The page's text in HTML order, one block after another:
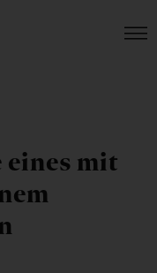
eines mit